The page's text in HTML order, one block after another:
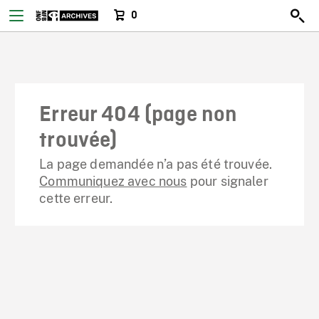
0
Erreur 404 (page non
trouvée)
La page demandée n’a pas été trouvée.
Communiquez avec nous pour signaler
cette erreur.